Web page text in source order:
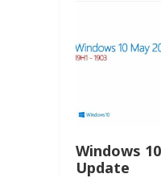
Windows
Update